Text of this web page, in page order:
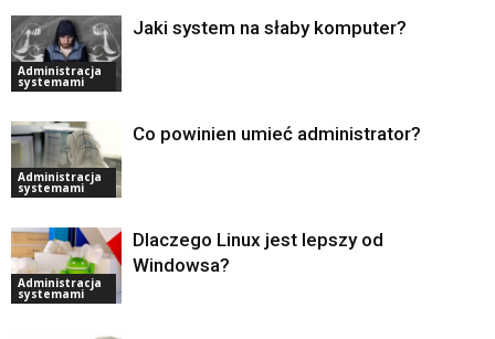
Administracja
systemami
Jaki system na słaby komputer?
Administracja
systemami
Co powinien umieć administrator?
Administracja
systemami
Dlaczego Linux jest lepszy od
Windowsa?